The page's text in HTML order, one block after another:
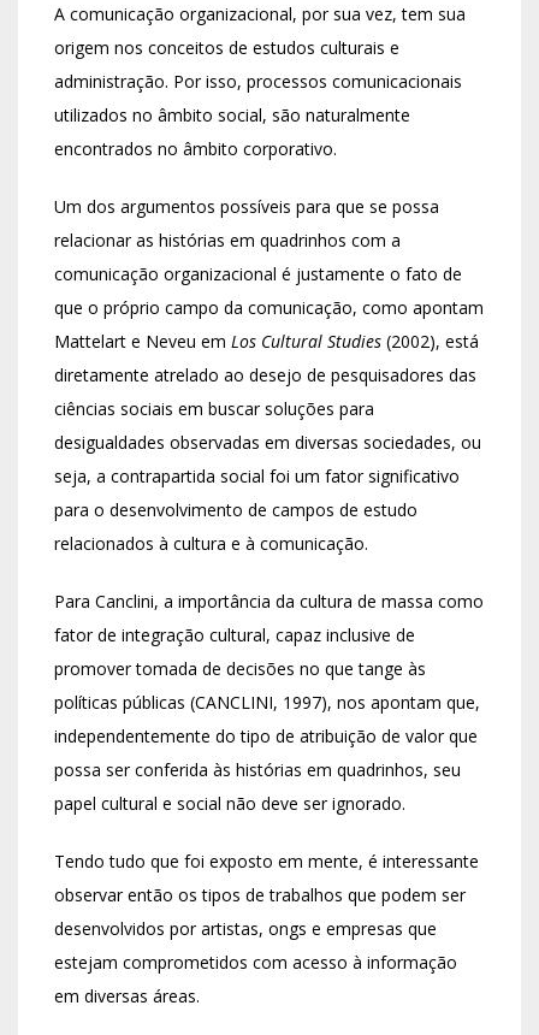
A comunicação organizacional, por sua vez, tem sua
origem nos conceitos de estudos culturais e
administração. Por isso, processos comunicacionais
utilizados no âmbito social, são naturalmente
encontrados no âmbito corporativo.
Um dos argumentos possíveis para que se possa
relacionar as histórias em quadrinhos com a
comunicação organizacional é justamente o fato de
que o próprio campo da comunicação, como apontam
Mattelart e Neveu em Los Cultural Studies (2002), está
diretamente atrelado ao desejo de pesquisadores das
ciências sociais em buscar soluções para
desigualdades observadas em diversas sociedades, ou
seja, a contrapartida social foi um fator significativo
para o desenvolvimento de campos de estudo
relacionados à cultura e à comunicação.
Para Canclini, a importância da cultura de massa como
fator de integração cultural, capaz inclusive de
promover tomada de decisões no que tange às
políticas públicas (CANCLINI, 1997), nos apontam que,
independentemente do tipo de atribuição de valor que
possa ser conferida às histórias em quadrinhos, seu
papel cultural e social não deve ser ignorado.
Tendo tudo que foi exposto em mente, é interessante
observar então os tipos de trabalhos que podem ser
desenvolvidos por artistas, ongs e empresas que
estejam comprometidos com acesso à informação
em diversas áreas.